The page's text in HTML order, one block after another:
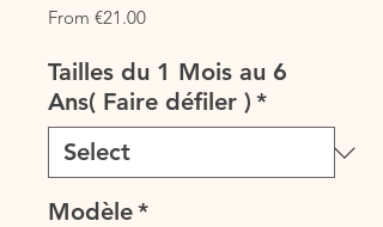
From €21.00Sale
Tailles du 1 Mois au 6
Ans( Faire défiler ) *
Modèle*